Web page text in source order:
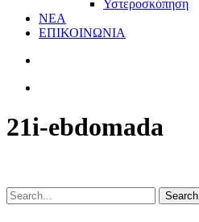
Υστεροσκόπηση
ΝΕΑ
ΕΠΙΚΟΙΝΩΝΙΑ
21i-ebdomada
Search